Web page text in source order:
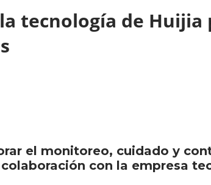
tecnología de
el monitoreo, cuidado y
con la empresa